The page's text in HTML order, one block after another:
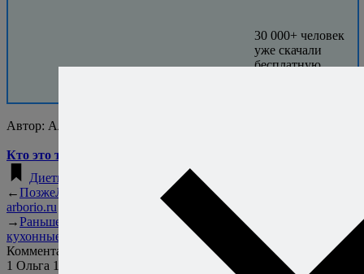
30 000+ человек
уже скачали
бесплатную
Автор: Алексей Онегин
Кто это такой?..
Диетические рецепты
←ПозжеЛетний конкурс на
arborio.ru
→Раньше
кухонные победы
Комментарии
1 Ольга 19 мая 2016